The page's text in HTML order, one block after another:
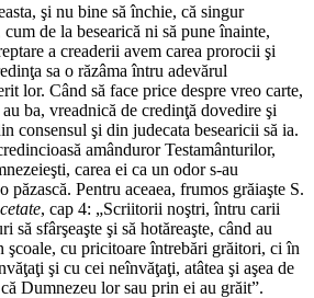
şi nu bine să închie, că singur
de la besearică ni să pune înainte,
a creaderii avem carea prorocii şi
sa o răzâma întru adevărul
lor. Când să face price despre vreo carte,
au ba, vreadnică de credinţă dovedire şi
consensul şi din judecata besearicii să ia.
amânduror Testamânturilor,
carea ei ca un odor s-au
păzască. Pentru aceaea, frumos grăiaşte S.
, cap 4: „Scriitorii noştri, întru carii
să sfârşeaşte şi să hotăreaşte, când au
şcoale, cu pricitoare întrebări grăitori, ci în
şi cu cei neînvăţaţi, atâtea şi aşea de
Dumnezeu lor sau prin ei au grăit”.